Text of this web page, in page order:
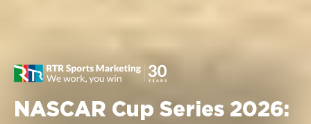
NASCAR Cup Series 2026: